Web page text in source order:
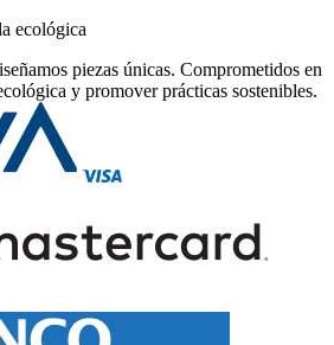
piezas únicas. Comprometidos en
y promover prácticas sostenibles.